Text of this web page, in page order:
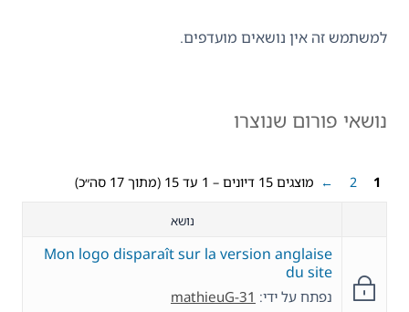
למשתמש זה אין נושאים מועדפים.
נושאי פורום שנוצרו
מוצגים 15 דיונים – 1 עד 15 (מתוך 17 סה״כ) 1
2
←
נושא
Mon logo disparaît sur la version anglaise
du site
נפתח על ידי: mathieuG-31